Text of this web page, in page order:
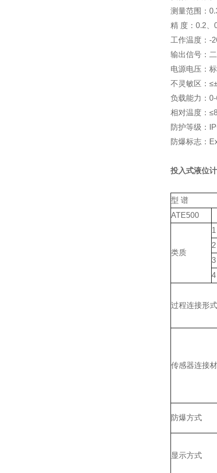
测量范围：
精 度：0.2、
工作温度：-
输出信号：
电源电压：
不灵敏区：
负载能力：
相对温度：
防护等级：
防爆标志：
投入式液位计
型 谱
ATE500
类质
1
2
3
4
过程连接形式
传感器连接
防爆方式
显示方式